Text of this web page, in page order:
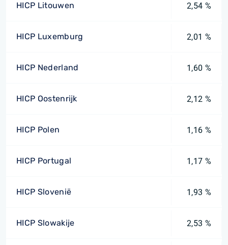
HICP Litouwen 2,54 %
HICP Luxemburg 2,01 %
HICP Nederland 1,60 %
HICP Oostenrijk 2,12 %
HICP Polen 1,16 %
HICP Portugal 1,17 %
HICP Slovenië 1,93 %
HICP Slowakije 2,53 %